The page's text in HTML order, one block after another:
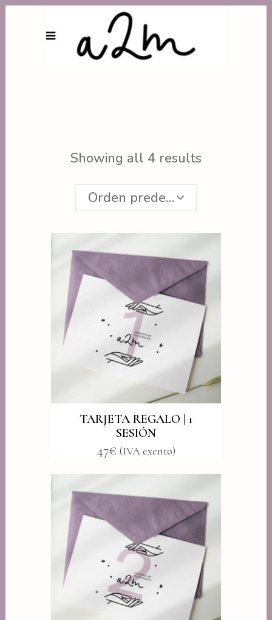
Showing all 4 results
Orden predeterminado
TARJETA REGALO | 1
SESIÓN
47€ (IVA exento)